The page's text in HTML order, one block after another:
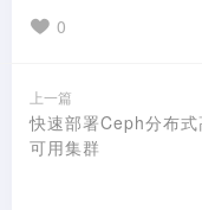
0
上一篇
快速部署Ceph分布式
可用集群